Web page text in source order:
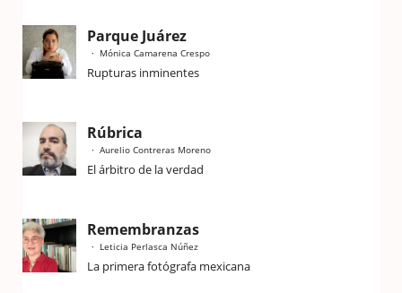
Parque Juárez
Mónica Camarena Crespo
Rupturas inminentes
Rúbrica
Aurelio Contreras Moreno
El árbitro de la verdad
Remembranzas
Leticia Perlasca Núñez
La primera fotógrafa mexicana